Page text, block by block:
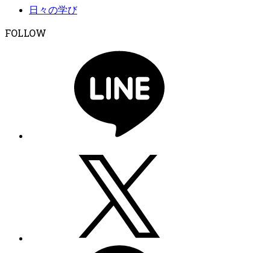
日々の学び
FOLLOW